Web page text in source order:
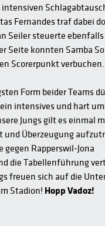
Fernandes traf dabei
Seiler steuerte
Seite konnten Samba So
Scorerpunkt verbuchen.
Form beider Teams
intensives und hart
Jungs gilt es einmal
und Überzeugung
gegen Rapperswil-Jona
die Tabellenführung
freuen sich auf die
Stadion! Hopp Vadoz!